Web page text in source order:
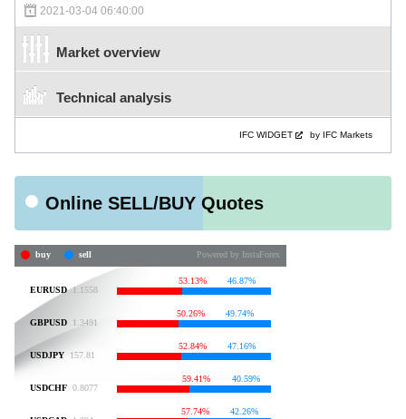
2021-03-04 06:40:00
Market overview
Technical analysis
IFC WIDGET by IFC Markets
Online SELL/BUY Quotes